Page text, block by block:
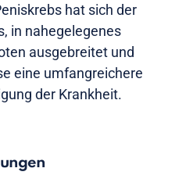
hat sich der
in nahegelegenes
ausgebreitet und
eine umfangreichere
der Krankheit.